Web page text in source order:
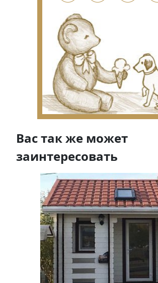
Вас так же может
заинтересовать